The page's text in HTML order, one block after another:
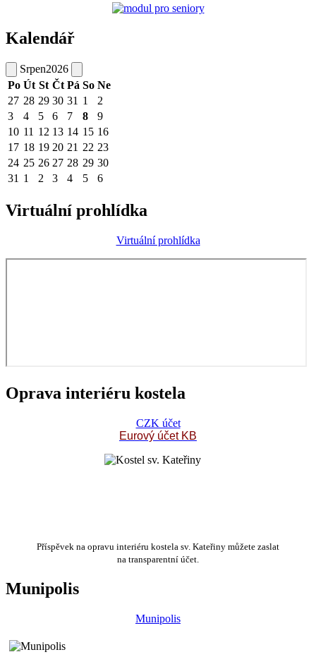
Kalendář
Srpen2026
Po Út St Čt Pá So Ne
27 28 29 30 31 1
2
3
4 5 6 7 8
9
10 11 12 13 14 15 16
17 18 19 20 21 22 23
24 25 26 27 28 29 30
31 1 2 3 4 5 6
Virtuální prohlídka
Virtuální prohlídka
Oprava interiéru kostela
CZK účet
Eurový účet KB
Příspěvek na opravu interiéru kostela sv. Kateřiny můžete zaslat
na transparentní účet.
Munipolis
Munipolis